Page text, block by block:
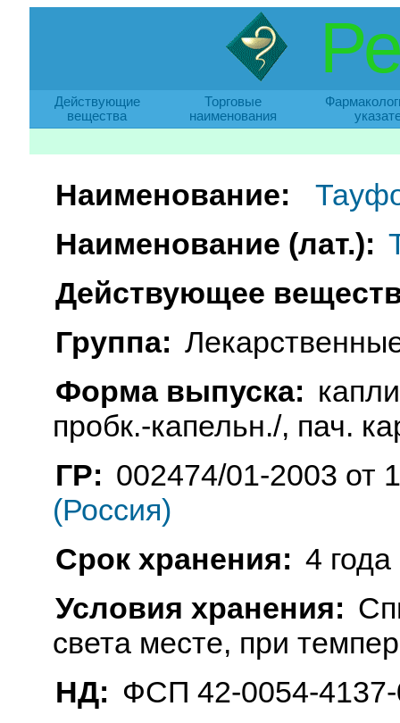
Действующие
вещества
Торговые
наименования
Наименование:
Наименование (лат.):
Действующее
Группа:
Форма выпуска:
пробк.-капельн./, пач.
ГР: 002474/01-2003 от
(Россия)
Срок хранения: 4 года
Условия хранения:
света месте, при
НД: ФСП 42-0054-